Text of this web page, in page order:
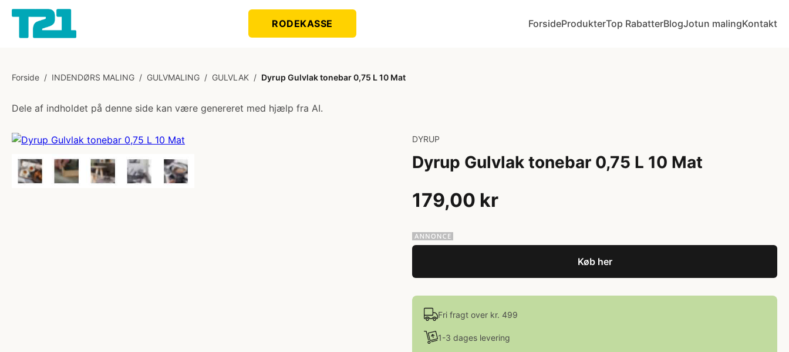
RODEKASSE ForsideProdukterTop RabatterBlogJotun malingKontakt
Forside / INDENDØRS MALING / GULVMALING / GULVLAK / Dyrup Gulvlak tonebar 0,75 L 10 Mat
Dele af indholdet på denne side kan være genereret med hjælp fra AI.
DYRUP
Dyrup Gulvlak tonebar 0,75 L 10 Mat
179,00 kr
Køb her
Fri fragt over kr. 499
1-3 dages levering